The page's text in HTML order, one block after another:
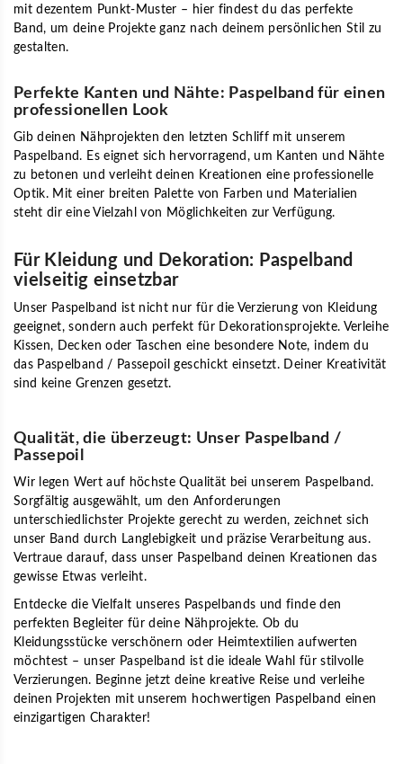
mit dezentem Punkt-Muster – hier findest du das perfekte
Band, um deine Projekte ganz nach deinem persönlichen Stil zu
gestalten.
Perfekte Kanten und Nähte: Paspelband für einen
professionellen Look
Gib deinen Nähprojekten den letzten Schliff mit unserem
Paspelband. Es eignet sich hervorragend, um Kanten und Nähte
zu betonen und verleiht deinen Kreationen eine professionelle
Optik. Mit einer breiten Palette von Farben und Materialien
steht dir eine Vielzahl von Möglichkeiten zur Verfügung.
Für Kleidung und Dekoration: Paspelband
vielseitig einsetzbar
Unser Paspelband ist nicht nur für die Verzierung von Kleidung
geeignet, sondern auch perfekt für Dekorationsprojekte. Verleihe
Kissen, Decken oder Taschen eine besondere Note, indem du
das Paspelband / Passepoil geschickt einsetzt. Deiner Kreativität
sind keine Grenzen gesetzt.
Qualität, die überzeugt: Unser Paspelband /
Passepoil
Wir legen Wert auf höchste Qualität bei unserem Paspelband.
Sorgfältig ausgewählt, um den Anforderungen
unterschiedlichster Projekte gerecht zu werden, zeichnet sich
unser Band durch Langlebigkeit und präzise Verarbeitung aus.
Vertraue darauf, dass unser Paspelband deinen Kreationen das
gewisse Etwas verleiht.
Entdecke die Vielfalt unseres Paspelbands und finde den
perfekten Begleiter für deine Nähprojekte. Ob du
Kleidungsstücke verschönern oder Heimtextilien aufwerten
möchtest – unser Paspelband ist die ideale Wahl für stilvolle
Verzierungen. Beginne jetzt deine kreative Reise und verleihe
deinen Projekten mit unserem hochwertigen Paspelband einen
einzigartigen Charakter!